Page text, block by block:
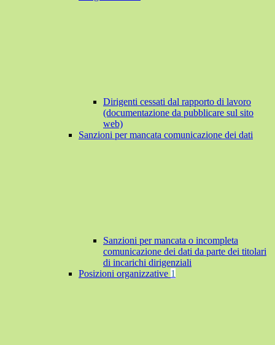
Dirigenti cessati dal rapporto di lavoro
(documentazione da pubblicare sul sito
web)
Sanzioni per mancata comunicazione dei dati
Sanzioni per mancata o incompleta
comunicazione dei dati da parte dei titolari
di incarichi dirigenziali
Posizioni organizzative 1